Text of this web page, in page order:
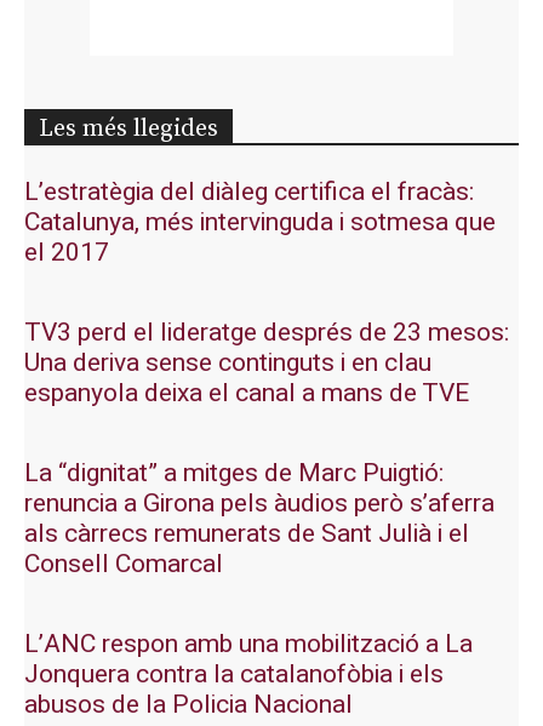
Les més llegides
L’estratègia del diàleg certifica el fracàs:
Catalunya, més intervinguda i sotmesa que
el 2017
TV3 perd el lideratge després de 23 mesos:
Una deriva sense continguts i en clau
espanyola deixa el canal a mans de TVE
La “dignitat” a mitges de Marc Puigtió:
renuncia a Girona pels àudios però s’aferra
als càrrecs remunerats de Sant Julià i el
Consell Comarcal
L’ANC respon amb una mobilització a La
Jonquera contra la catalanofòbia i els
abusos de la Policia Nacional